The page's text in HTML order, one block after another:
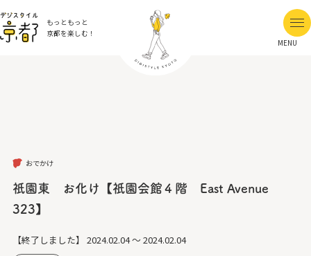
もっともっと
京都を楽しむ！
MENU
おでかけ
祇園東 お化け【祇園会館４階 East Avenue
323】
【終了しました】 2024.02.04 ～ 2024.02.04